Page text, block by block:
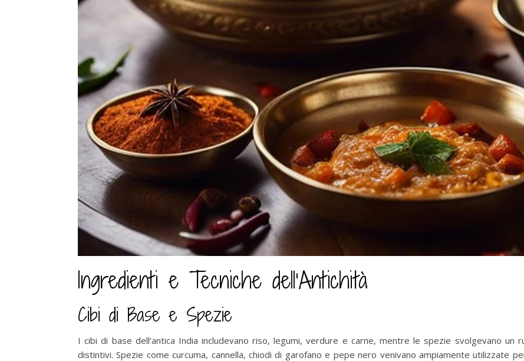
Ingredienti e Tecniche dell’Antichità
Cibi di Base e Spezie
I cibi di base dell’antica India includevano riso, legumi, verdure e carne, mentre le spezie svolgevano un
distintivi. Spezie come curcuma, cannella, chiodi di garofano e pepe nero venivano ampiamente utilizzate